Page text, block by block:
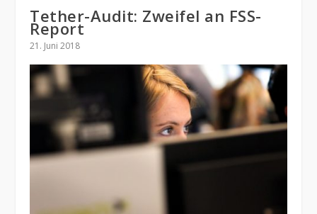
Tether-Audit: Zweifel an FSS-
Report
21. Juni 2018